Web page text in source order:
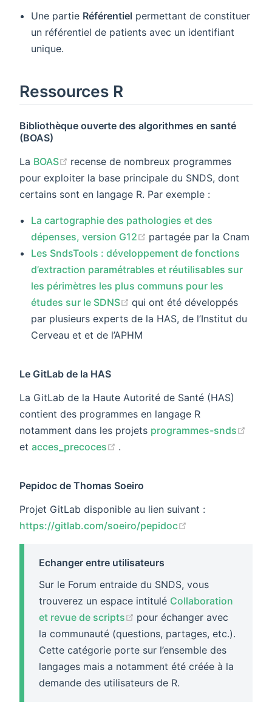
Une partie Référentiel permettant de constituer
un référentiel de patients avec un identifiant
unique.
Ressources R
Bibliothèque ouverte des algorithmes en santé
(BOAS)
La BOAS (opens new window)
recense de nombreux programmes
pour exploiter la base principale du SNDS, dont
certains sont en langage R. Par exemple :
La cartographie des pathologies et des
dépenses, version G12
(opens new window)
partagée par la Cnam
Les SndsTools : développement de fonctions
d’extraction paramétrables et réutilisables sur
les périmètres les plus communs pour les
études sur le SDNS
(opens new window)
qui ont été développés
par plusieurs experts de la HAS, de l’Institut du
Cerveau et et de l’APHM
Le GitLab de la HAS
La GitLab de la Haute Autorité de Santé (HAS)
contient des programmes en langage R
notamment dans les projets programmes-snds
et acces_precoces .
Pepidoc de Thomas Soeiro
Projet GitLab disponible au lien suivant :
https://gitlab.com/soeiro/pepidoc
Echanger entre utilisateurs
Sur le Forum entraide du SNDS, vous
trouverez un espace intitulé Collaboration
et revue de scripts
(opens new window)
pour échanger avec
la communauté (questions, partages, etc.).
Cette catégorie porte sur l’ensemble des
langages mais a notamment été créée à la
demande des utilisateurs de R.